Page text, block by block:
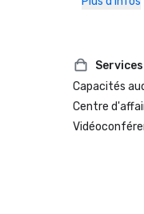
Capacités
Centre